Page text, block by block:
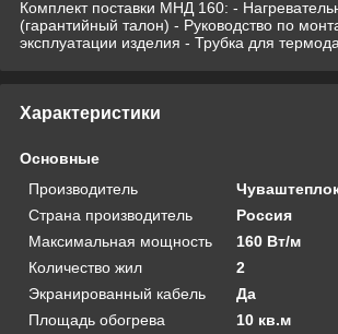
Комплект поставки МНД 160: -
(гарантийный талон) - Руководство по
эксплуатации изделия - Трубка для
Характеристики
Основные
Производитель
Страна производитель
Россия
Максимальная мощность
160 Вт/м
Количество жил
2
Экранированный кабель
Да
Площадь обогрева
10 кв.м